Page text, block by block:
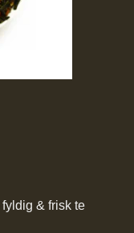
& frisk te